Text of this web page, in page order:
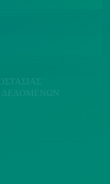
ΔΕΔΟΜΕΝΩΝ